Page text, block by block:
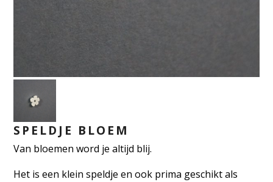
SPELDJE BLOEM
Van bloemen word je altijd blij.
Het is een klein speldje en ook prima geschikt als